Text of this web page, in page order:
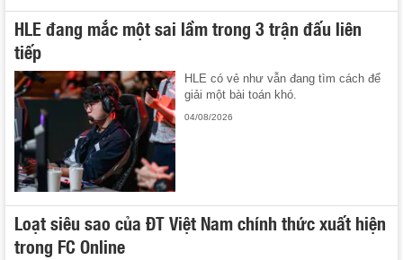
HLE đang mắc một sai lầm trong 3 trận đấu liên
tiếp
HLE có vẻ như vẫn đang tìm cách để
giải một bài toán khó.
04/08/2026
Loạt siêu sao của ĐT Việt Nam chính thức xuất hiện
trong FC Online